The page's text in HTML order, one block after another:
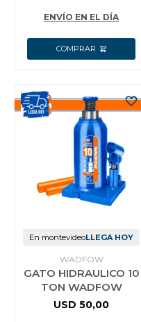
ENVÍO EN EL DÍA
En montevideoLLEGA HOY
WADFOW
GATO HIDRAULICO 10
TON WADFOW
USD 50,00